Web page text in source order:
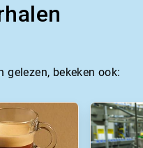
gelezen, bekeken ook: